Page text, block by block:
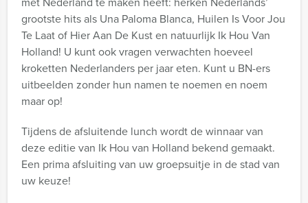
grootste hits als Una Paloma Blanca, Huilen Is Voor Jou
Te Laat of Hier Aan De Kust en natuurlijk Ik Hou Van
Holland! U kunt ook vragen verwachten hoeveel
kroketten Nederlanders per jaar eten. Kunt u BN-ers
uitbeelden zonder hun namen te noemen en noem
maar op!
Tijdens de afsluitende lunch wordt de winnaar van
deze editie van Ik Hou van Holland bekend gemaakt.
Een prima afsluiting van uw groepsuitje in de stad van
uw keuze!